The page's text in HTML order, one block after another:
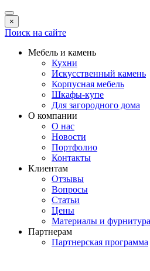
×
Поиск на сайте
Мебель и камень
Кухни
Искусственный камень
Корпусная мебель
Шкафы-купе
Для загородного дома
О компании
О нас
Новости
Портфолио
Контакты
Клиентам
Отзывы
Вопросы
Статьи
Цены
Материалы и фурнитура
Партнерам
Партнерская программа